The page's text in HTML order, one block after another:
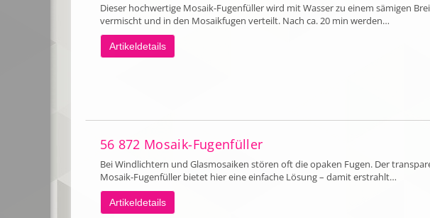
Dieser hochwertige Mosaik-Fugenfüller wird mit Wasser zu einem sämigen Brei
vermischt und in den Mosaikfugen verteilt. Nach ca. 20 min werden…
Artikeldetails
56 872 Mosaik-Fugenfüller
Bei Windlichtern und Glasmosaiken stören oft die opaken Fugen. Der
Mosaik-Fugenfüller bietet hier eine einfache Lösung – damit erstrahlt…
Artikeldetails